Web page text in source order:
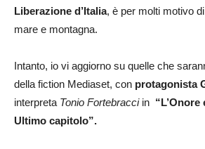
Liberazione d’Italia, è per molti motivo
mare e montagna.
Intanto, io vi aggiorno su quelle che
della fiction Mediaset, con protagonista
interpreta Tonio Fortebracciin
Ultimo capitolo”.